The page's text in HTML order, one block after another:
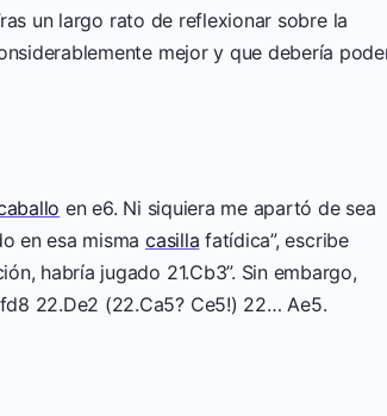
un largo rato de reflexionar sobre la
mejor y que debería
en e6. Ni siquiera me apartó de sea
en esa mismacasilla fatídica”, escribe
habría jugado 21.Cb3”. Sin embargo,
22.De2 (22.Ca5? Ce5!) 22… Ae5.